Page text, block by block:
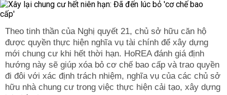
Theo tinh thần của Nghị quyết 21, chủ sở hữu căn hộ
được quyền thực hiện nghĩa vụ tài chính để xây dựng
mới chung cư khi hết thời hạn. HoREA đánh giá định
hướng này sẽ giúp xóa bỏ cơ chế bao cấp và trao quyền
đi đôi với xác định trách nhiệm, nghĩa vụ của các chủ sở
hữu nhà chung cư trong việc thực hiện cải tạo, xây dựng